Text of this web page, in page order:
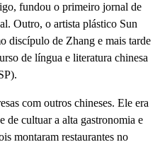
fundou o primeiro jornal de
Outro, o artista plástico Sun
discípulo de Zhang e mais tarde
de língua e literatura chinesa
com outros chineses. Ele era
de cultuar a alta gastronomia e
montaram restaurantes no